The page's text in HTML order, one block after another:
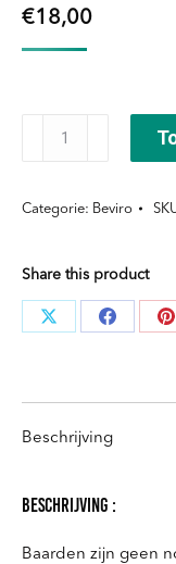
€18,00
250
aantal
Categorie: Beviro
Share this product
Deel
Deel
Beschrijving
beschrijving :
Baarden zijn geen